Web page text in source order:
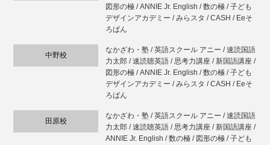
図形の極 / ANNIE Jr. English / 数の極 / 子ども
デザインアカデミー / みらスタ / CASH / Eeそ
ろばん
中野校
なかざわ・塾 / 英語スクール アニー / 速読国語
力太郎 / 速読聴英語 / 思考力講座 / 新国語講座 /
図形の極 / ANNIE Jr. English / 数の極 / 子ども
デザインアカデミー / みらスタ / CASH / Eeそ
ろばん
田原校
なかざわ・塾 / 英語スクール アニー / 速読国語
力太郎 / 速読聴英語 / 思考力講座 / 新国語講座 /
ANNIE Jr. English / 数の極 / 図形の極 / 子ども